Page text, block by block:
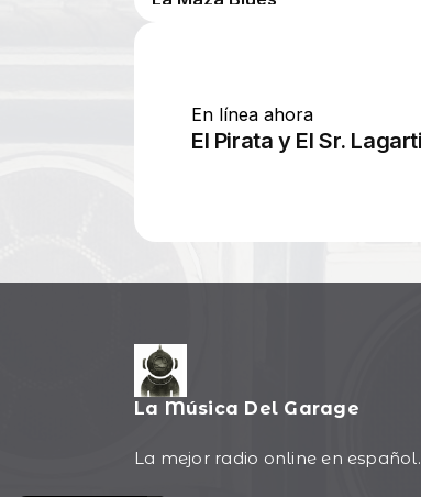
La Música Del Garage
La mejor radio online en español.